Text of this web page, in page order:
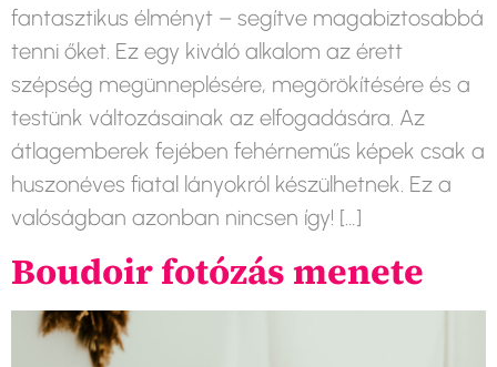
fantasztikus élményt – segítve magabiztosabbá
tenni őket. Ez egy kiváló alkalom az érett
szépség megünneplésére, megörökítésére és a
testünk változásainak az elfogadására. Az
átlagemberek fejében fehérneműs képek csak a
huszonéves fiatal lányokról készülhetnek. Ez a
valóságban azonban nincsen így! […]
Boudoir fotózás menete